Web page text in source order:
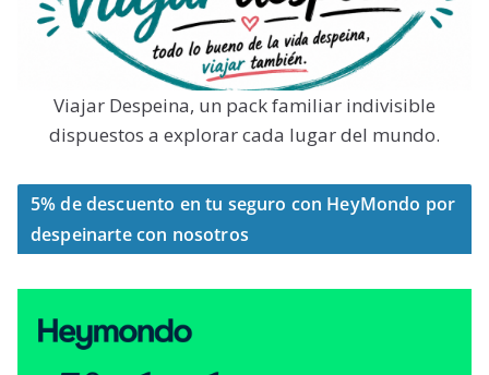
Viajar Despeina, un pack familiar indivisible
dispuestos a explorar cada lugar del mundo.
5% de descuento en tu seguro con HeyMondo por
despeinarte con nosotros